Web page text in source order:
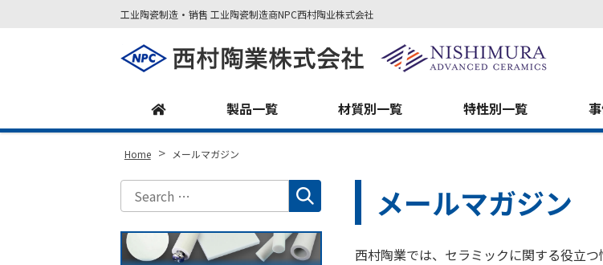
工业陶瓷制造・销售 工业陶瓷制造商NPC西村陶业株式会社
製品一覧 材質別一覧 特性別一覧
Home > メールマガジン
メールマガジン
西村陶業では、セラミックに関する役立